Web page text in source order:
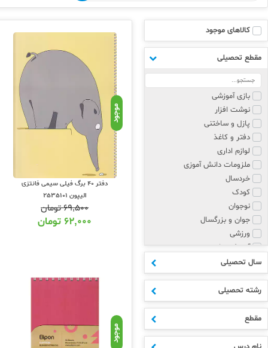
کالاهای موجود
مقطع تحصیلی
بازی آموزشی
نوشت افزار
پازل و ساختنی
دفتر و کاغذ
لوازم اداری
ملزومات دانش آموزی
خردسال
کودک
نوجوان
جوان و بزرگسال
ورزشی
آموزش زبان
پزشکی و روانشناسی
مذهبی
هنر
علوم انسانی
ادبیات
اکسسوری
ابتدایی
سال تحصیلی
رشته تحصیلی
مقطع
موجود
دفتر 40 برگ فیلی سیمی فانتزی
الیپون 2535101
۶۹,۵۰۰تومان
۶۲,۰۰۰تومان
موجود